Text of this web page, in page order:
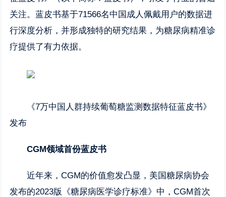
关注。蓝皮书基于71566名中国成人佩戴用户的数据进
行深度分析，并形成独特的研究结果，为糖尿病精准诊
疗提供了有力依据。
《7万中国人群持续葡萄糖监测数据特征蓝皮书》
发布
CGM领域首份蓝皮书
近年来，CGM的价值愈发凸显，美国糖尿病协会
发布的2023版《糖尿病医学诊疗标准》中，CGM首次